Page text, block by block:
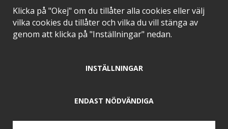
EN DEL AV
Klicka på "Okej" om du tillåter alla cookies eller välj
vilka cookies du tillåter och vilka du vill stänga av
genom att klicka på "Inställningar" nedan.
INSTÄLLNINGAR
ENDAST NÖDVÄNDIGA